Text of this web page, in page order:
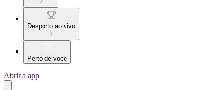
Desporto ao vivo
Perto de você
Abrir a app